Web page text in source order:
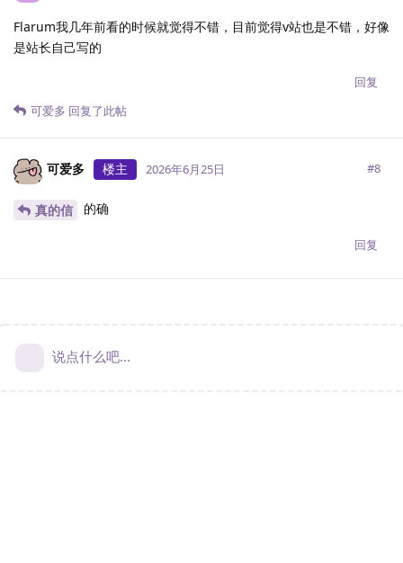
Flarum我几年前看的时候就觉得不错，目前觉得v站也是不错，好像
是站长自己写的
回复
可爱多 回复了此帖
可爱多 楼主 2026年6月25日 #8
真的信 的确
回复
说点什么吧...